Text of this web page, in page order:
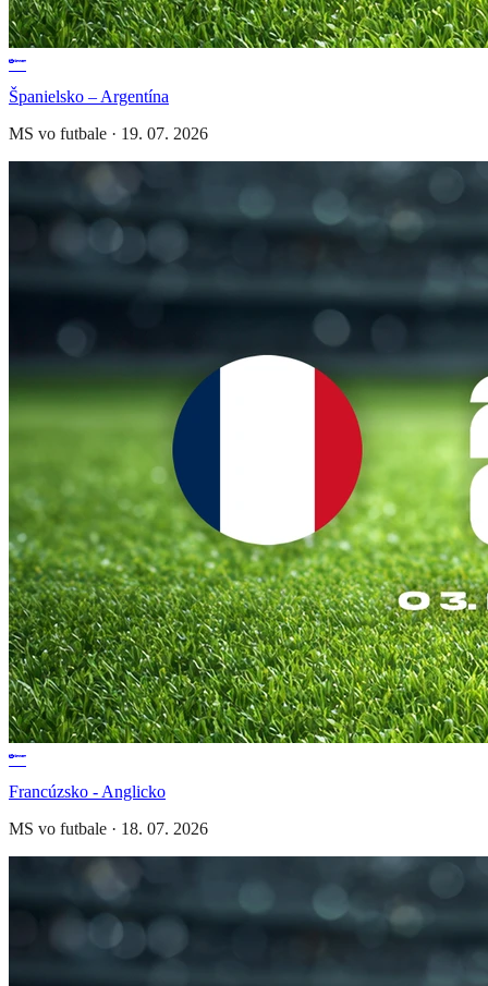
Španielsko – Argentína
MS vo futbale · 19. 07. 2026
Francúzsko - Anglicko
MS vo futbale · 18. 07. 2026